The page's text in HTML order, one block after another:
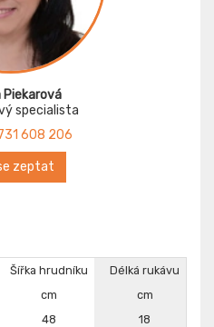
Piekarová
specialista
608 206
zeptat
Šířka hrudníku
Délká rukávu
cm
cm
48
18